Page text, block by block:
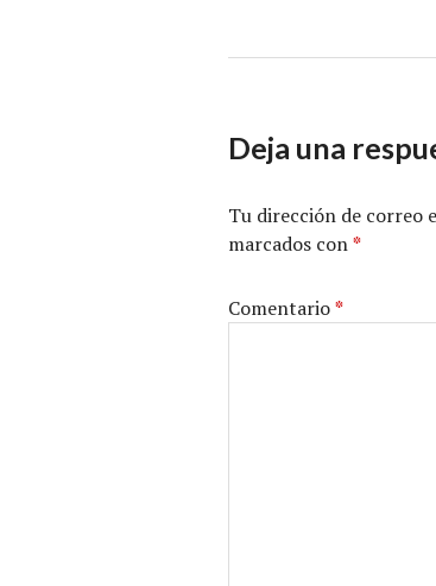
Deja una
Tu dirección de correo
marcados con*
Comentario*